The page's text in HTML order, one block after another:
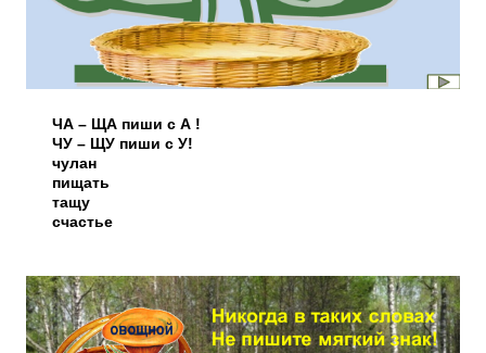
ЧА – ЩА пиши с А !
ЧУ – ЩУ пиши с У!
чулан
пищать
тащу
счастье